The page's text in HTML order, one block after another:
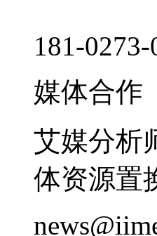
181-0273-
媒体合作
艾媒分析
体资源置